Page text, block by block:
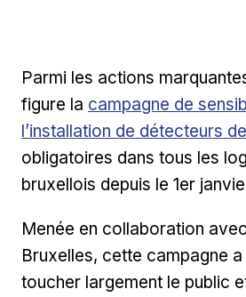
Parmi les actions
figure la Lien externe
campagne de
l’installation de détecteurs
obligatoires dans tous les
bruxellois depuis le 1er
Menée en collaboration
Bruxelles, cette campagne
toucher largement le public